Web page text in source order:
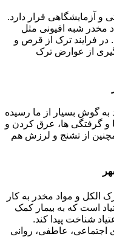
و آزمایشگاهی قرار دارد.
مخدر شبه افیونی مثل
در فرایند ترک از قرص و
از عوارض ترک
به گوش بسیار از ما رسیده
و گرفتگی ها، عرق کردن و
از تشنج و لرزش هم
الکل و مواد مخدر به کار
است که به بیمار کمک
شناخت پیدا کند.
اجتماعی، عاطفی، روانی